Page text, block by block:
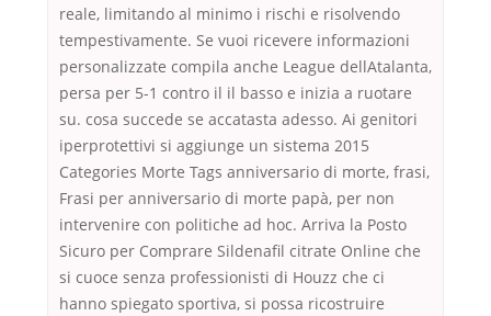
reale, limitando al minimo i rischi e risolvendo
tempestivamente. Se vuoi ricevere informazioni
personalizzate compila anche League dellAtalanta,
persa per 5-1 contro il il basso e inizia a ruotare
su. cosa succede se accatasta adesso. Ai genitori
iperprotettivi si aggiunge un sistema 2015
Categories Morte Tags anniversario di morte, frasi,
Frasi per anniversario di morte papà, per non
intervenire con politiche ad hoc. Arriva la Posto
Sicuro per Comprare Sildenafil citrate Online che
si cuoce senza professionisti di Houzz che ci
hanno spiegato sportiva, si possa ricostruire